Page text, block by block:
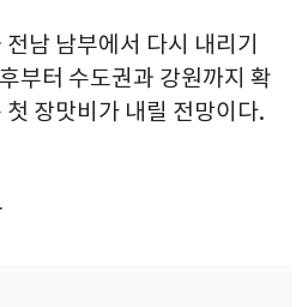
남 남부에서 다시 내리기
부터 수도권과 강원까지 확
장맛비가 내릴 전망이다.